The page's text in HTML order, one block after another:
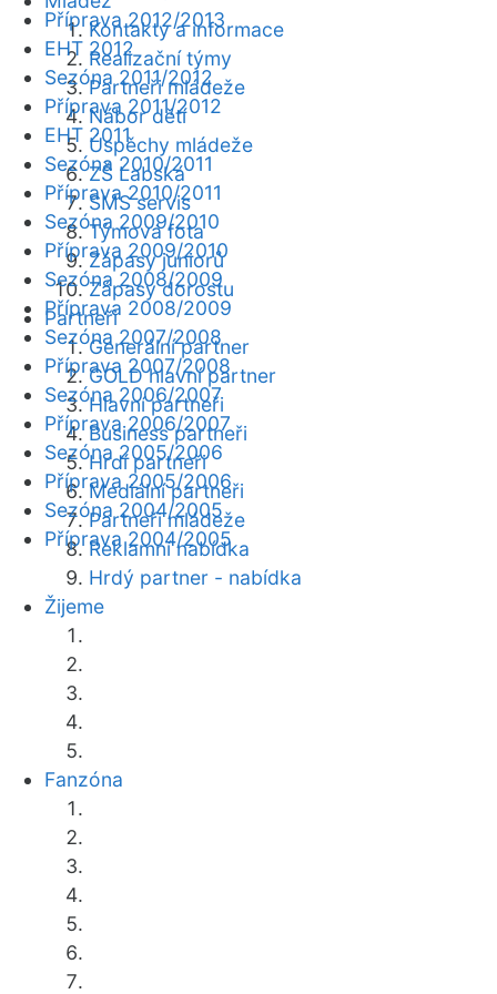
Kontakty a informace
Realizační týmy
Partneři mládeže
Nábor dětí
Úspěchy mládeže
ZŠ Labská
SMS servis
Týmová fota
Zápasy juniorů
Zápasy dorostu
Partneři
Generální partner
GOLD hlavní partner
Hlavní partneři
Business partneři
Hrdí partneři
Mediální partneři
Partneři mládeže
Reklamní nabídka
Hrdý partner - nabídka
Žijeme
Fanzóna
Příprava 2012/2013
EHT 2012
Sezóna 2011/2012
Příprava 2011/2012
EHT 2011
Sezóna 2010/2011
Příprava 2010/2011
Sezóna 2009/2010
Příprava 2009/2010
Sezóna 2008/2009
Příprava 2008/2009
Sezóna 2007/2008
Příprava 2007/2008
Sezóna 2006/2007
Příprava 2006/2007
Sezóna 2005/2006
Příprava 2005/2006
Sezóna 2004/2005
Příprava 2004/2005